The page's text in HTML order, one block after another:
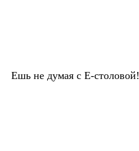
Ешь не думая с Е-столовой!